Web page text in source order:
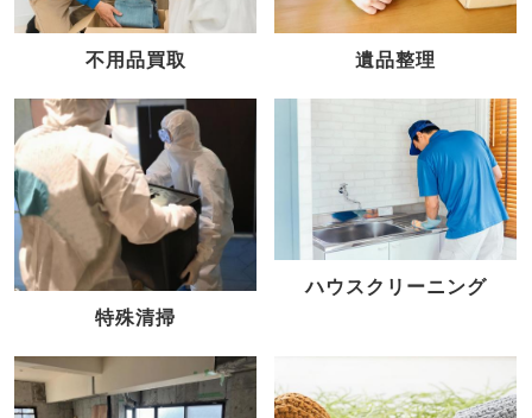
不用品買取 遺品整理
特殊清掃
ハウスクリーニング